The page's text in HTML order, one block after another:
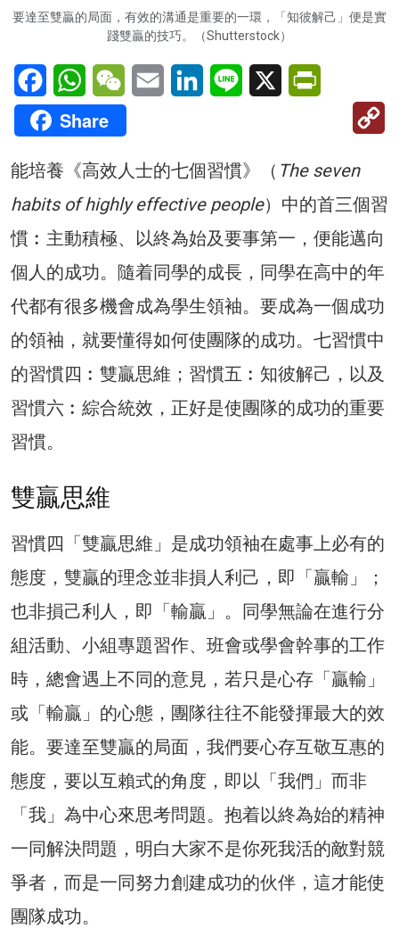
要達至雙贏的局面，有效的溝通是重要的一環，「知彼解己」便是實
踐雙贏的技巧。（Shutterstock）
FacebookWhatsAppWeChatEmail LinkedInLine X
Share
能培養《高效人士的七個習慣》（ The seven
habits of highly effective people）中的首三個習
慣︰主動積極、以終為始及要事第一，便能邁向
個人的成功。隨着同學的成長，同學在高中的年
代都有很多機會成為學生領袖。要成為一個成功
的領袖，就要懂得如何使團隊的成功。七習慣中
的習慣四︰雙贏思維；習慣五︰知彼解己，以及
習慣六︰綜合統效，正好是使團隊的成功的重要
習慣。
雙贏思維
習慣四「雙贏思維」是成功領袖在處事上必有的
態度，雙贏的理念並非損人利己，即「贏輸」；
也非損己利人，即「輸贏」。同學無論在進行分
組活動、小組專題習作、班會或學會幹事的工作
時，總會遇上不同的意見，若只是心存「贏輸」
或「輸贏」的心態，團隊往往不能發揮最大的效
能。要達至雙贏的局面，我們要心存互敬互惠的
態度，要以互賴式的角度，即以「我們」而非
「我」為中心來思考問題。抱着以終為始的精神
一同解決問題，明白大家不是你死我活的敵對競
爭者，而是一同努力創建成功的伙伴，這才能使
團隊成功。